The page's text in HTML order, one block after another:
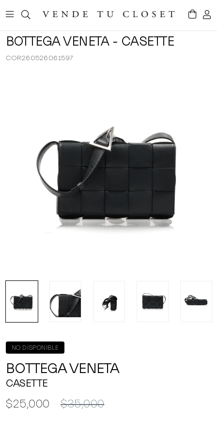
BOTTEGA VENETA - CASETTE
COR260526061597
NO DISPONIBLE
BOTTEGA VENETA
CASETTE
$25,000 $35,000